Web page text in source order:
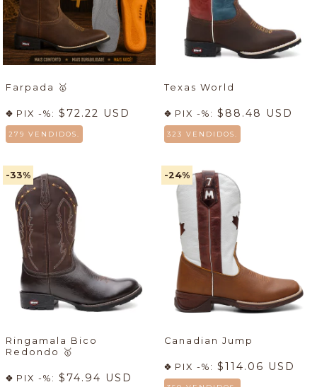
Farpada 🥇
PIX -%: $72.22 USD
279 VENDIDOS.
Texas World
PIX -%: $88.48 USD
323 VENDIDOS.
-33%
Ringamala Bico
Redondo
🥇
PIX -%: $74.94 USD
-24%
Canadian Jump
PIX -%: $114.06 USD